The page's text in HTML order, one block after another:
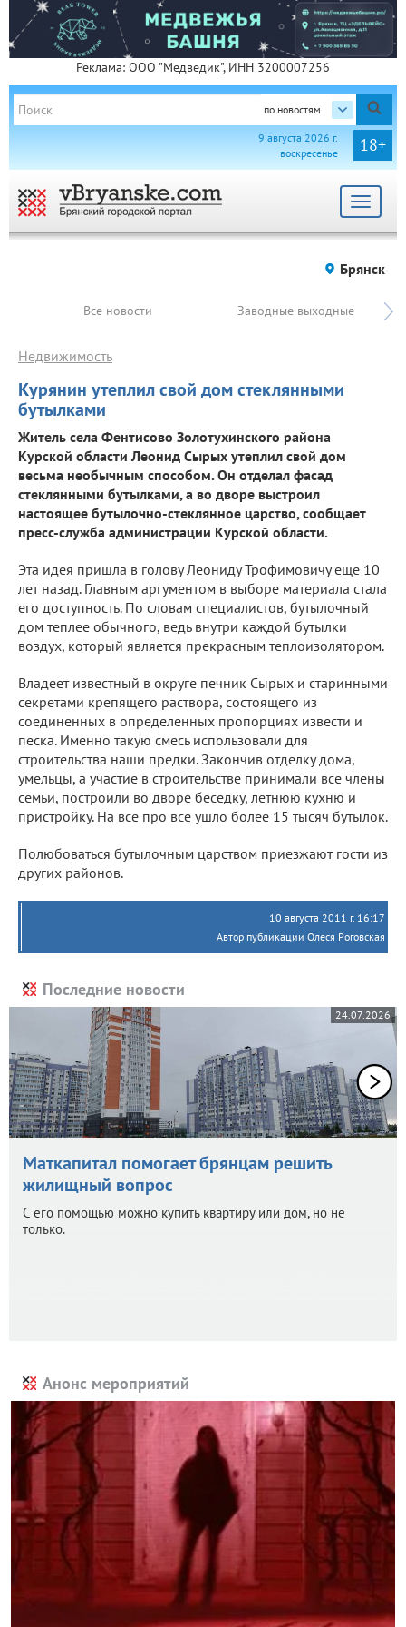
Реклама: ООО "Медведик", ИНН 3200007256
по новостям
18+
9 августа 2026 г.
воскресенье
Toggle
Брянск
Все новости Заводные выходные
Курянин утеплил свой дом стеклянными
бутылками
Недвижимость
Житель села Фентисово Золотухинского района
Курской области Леонид Сырых утеплил свой дом
весьма необычным способом. Он отделал фасад
стеклянными бутылками, а во дворе выстроил
настоящее бутылочно-стеклянное царство, сообщает
пресс-служба администрации Курской области.
Эта идея пришла в голову Леониду Трофимовичу еще 10
лет назад. Главным аргументом в выборе материала стала
его доступность. По словам специалистов, бутылочный
дом теплее обычного, ведь внутри каждой бутылки
воздух, который является прекрасным теплоизолятором.
Владеет известный в округе печник Сырых и старинными
секретами крепящего раствора, состоящего из
соединенных в определенных пропорциях извести и
песка. Именно такую смесь использовали для
строительства наши предки. Закончив отделку дома,
умельцы, а участие в строительстве принимали все члены
семьи, построили во дворе беседку, летнюю кухню и
пристройку. На все про все ушло более 15 тысяч бутылок.
Полюбоваться бутылочным царством приезжают гости из
других районов.
10 августа 2011 г. 16:17
Автор публикации Олеся Роговская
Последние новости
24.07.2026
Маткапитал помогает брянцам решить
жилищный вопрос
С его помощью можно купить квартиру или дом, но не
только.
Анонс мероприятий